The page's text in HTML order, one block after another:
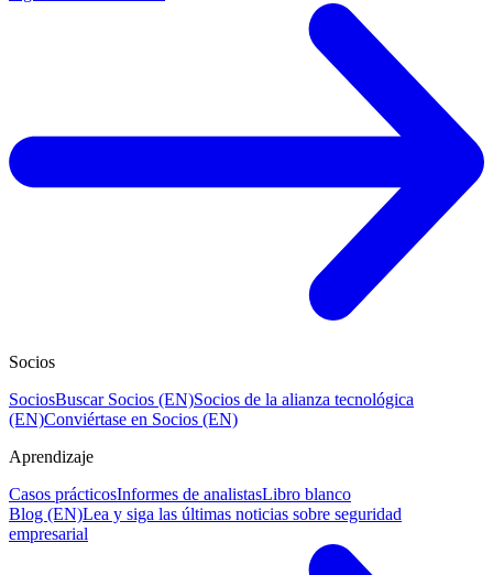
Socios
SociosBuscar Socios (EN)Socios de la alianza tecnológica
(EN)Conviértase en Socios (EN)
Aprendizaje
Casos prácticosInformes de analistasLibro blanco
Blog (EN)Lea y siga las últimas noticias sobre seguridad
empresarial